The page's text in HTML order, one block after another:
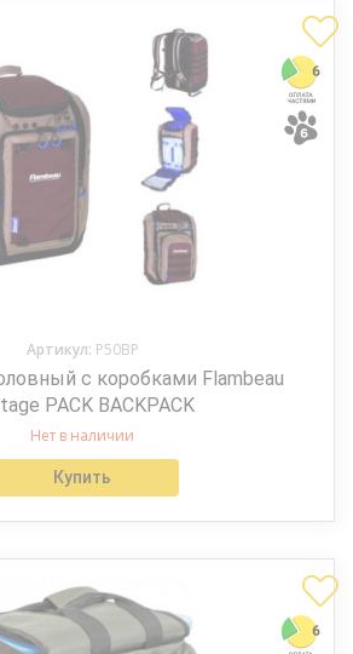
Артикул: P50BP
с коробками Flambeau
PACK BACKPACK
Нет в наличии
Купить